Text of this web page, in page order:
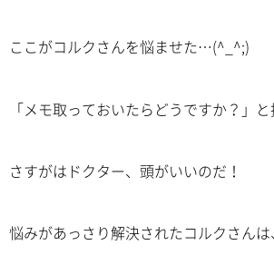
ここがコルクさんを悩ませた…(^_^;)
「メモ取っておいたらどうですか？」と
さすがはドクター、頭がいいのだ！
悩みがあっさり解決されたコルクさん